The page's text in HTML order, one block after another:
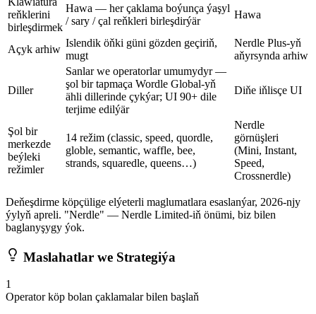
reňklerini
birleşdirmek
Hawa — her çaklama boýunça ýaşyl
/ sary / çal reňkleri birleşdirýär
Hawa
Açyk arhiw
Islendik öňki güni gözden geçiriň,
mugt
Nerdle Plus-yň
aňyrsynda arhiw
Diller
Sanlar we operatorlar umumydyr —
şol bir tapmaça Wordle Global-yň
ähli dillerinde çykýar; UI 90+ dile
terjime edilýär
Diňe iňlisçe UI
Şol bir
merkezde
beýleki
režimler
14 režim (classic, speed, quordle,
globle, semantic, waffle, bee,
strands, squaredle, queens…)
Nerdle
görnüşleri
(Mini, Instant,
Speed,
Crossnerdle)
Deňeşdirme köpçülige elýeterli maglumatlara esaslanýar, 2026-njy
ýylyň apreli. "Nerdle" — Nerdle Limited-iň önümi, biz bilen
baglanyşygy ýok.
Maslahatlar we Strategiýa
1
Operator köp bolan çaklamalar bilen başlaň